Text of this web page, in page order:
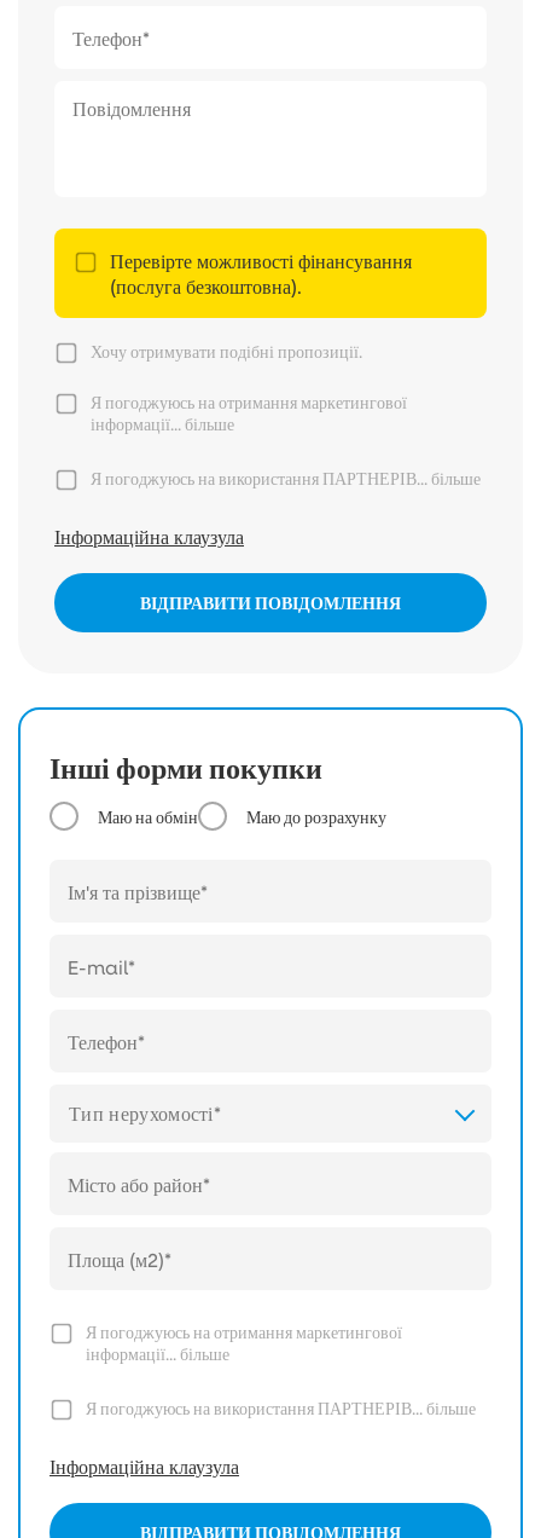
Перевірте можливості фінансування
(послуга безкоштовна).
Хочу отримувати подібні пропозиції.
Я погоджуюсь на отримання маркетингової
інформації...більше
Я погоджуюсь на використання ПАРТНЕРІВ...більше
Інформаційна клаузула
ВІДПРАВИТИ ПОВІДОМЛЕННЯ
Інші форми покупки
Маю на обмін Маю до розрахунку
Тип нерухомості*
Я погоджуюсь на отримання маркетингової
інформації...більше
Я погоджуюсь на використання ПАРТНЕРІВ...більше
Інформаційна клаузула
ВІДПРАВИТИ ПОВІДОМЛЕННЯ